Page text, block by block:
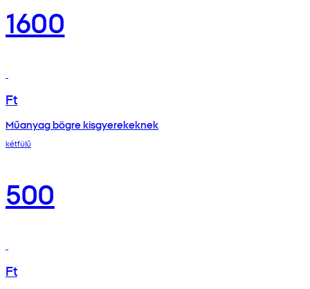
1600
Ft
Műanyag bögre kisgyerekeknek
kétfülű
500
Ft